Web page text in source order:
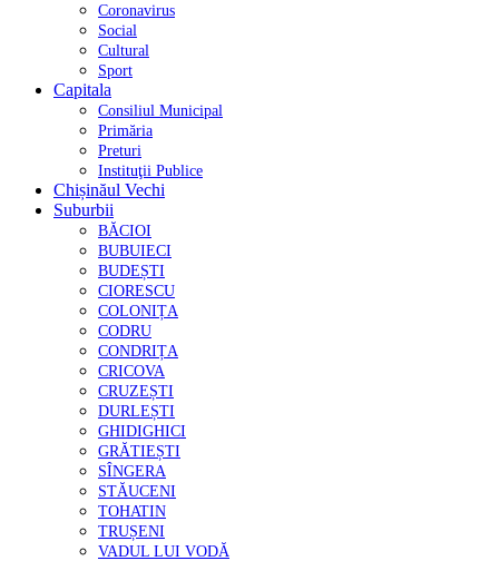
Coronavirus
Social
Cultural
Sport
Capitala
Consiliul Municipal
Primăria
Preturi
Instituţii Publice
Chișinăul Vechi
Suburbii
BĂCIOI
BUBUIECI
BUDEȘTI
CIORESCU
COLONIȚA
CODRU
CONDRIȚA
CRICOVA
CRUZEȘTI
DURLEȘTI
GHIDIGHICI
GRĂTIEȘTI
SÎNGERA
STĂUCENI
TOHATIN
TRUȘENI
VADUL LUI VODĂ